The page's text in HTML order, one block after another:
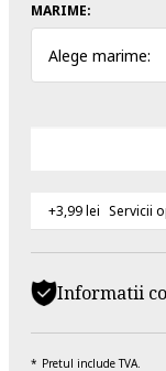
MARIME:
Alege marime:
+3,99 lei Servicii
Informatii
Pretul include TVA.